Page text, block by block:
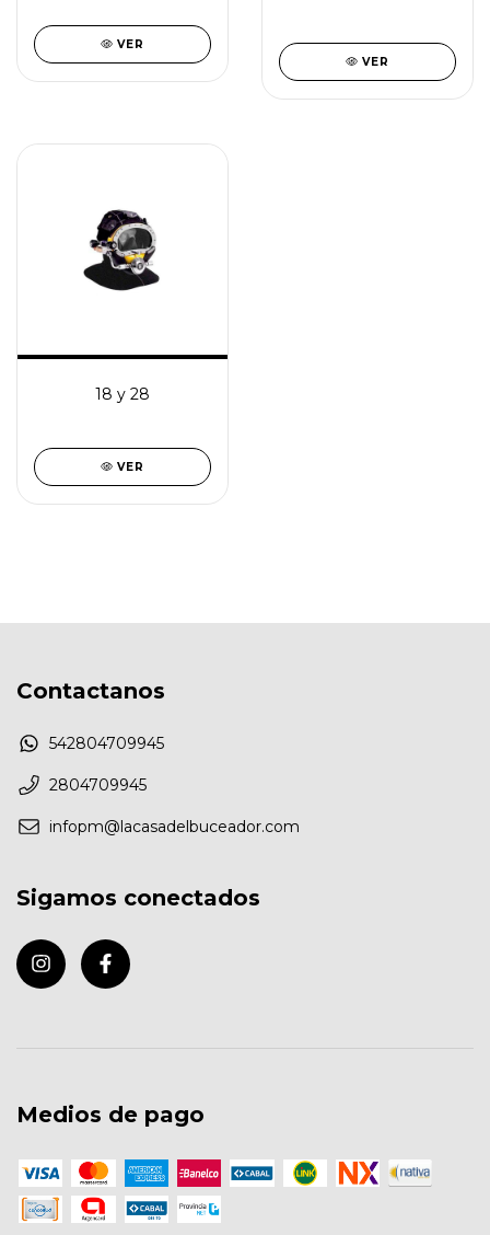
VER
VER
18 y 28
VER
Contactanos
542804709945
2804709945
infopm@lacasadelbuceador.com
Sigamos conectados
Medios de pago